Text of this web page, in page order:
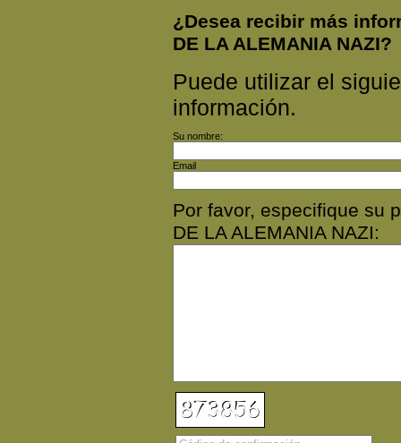
¿Desea recibir más
DE LA ALEMANIA NAZI?
Puede utilizar el
información.
Su nombre:
Email
Por favor, especifique su
DE LA ALEMANIA NAZI: